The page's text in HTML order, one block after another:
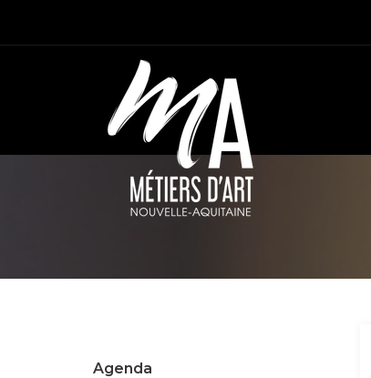
Agenda